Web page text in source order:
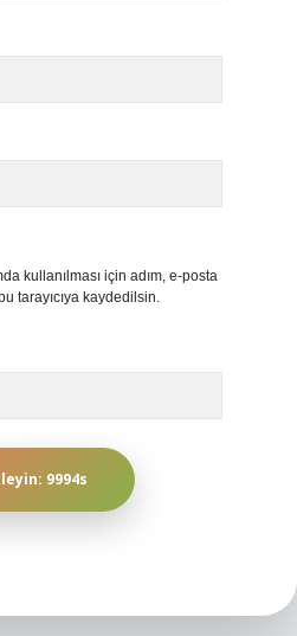
kullanılması için adım, e-posta
tarayıcıya kaydedilsin.